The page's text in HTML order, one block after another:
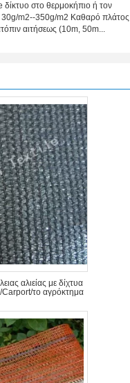
στο θερμοκήπιο ή τον
30g/m2--350g/m2 Καθαρό πλάτος
αιτήσεως (10m, 50m...
αλιείας με δίχτυα
Carport/το αγρόκτημα